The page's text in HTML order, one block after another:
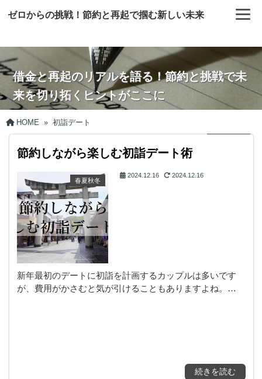
ゼロからの挑戦！節約と再起で掴む新しい未来
借金と再起のリアルを語る！節約と挑戦で未
来を切り拓くヒントがここに
HOME » 初詣デート
節約しながら楽しむ初詣デート術
春夏秋冬
2024.12.16 2024.12.16
新年最初のデートに初詣を計画するカップルは多いです
が、費用がかさむと気が引けることもありますよね。…
続きを読む